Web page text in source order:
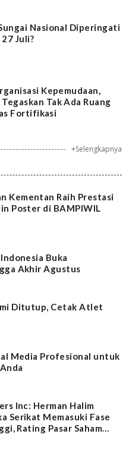
Nasional Diperingati
Juli?
Kepemudaan,
Tak Ada Ruang
Fortifikasi
+Selengkapnya
Kementan Raih Prestasi
Poster di BAMPIWIL
Buka
Akhir Agustus
Ditutup, Cetak Atlet
Media Profesional untuk
Inc: Herman Halim
Serikat Memasuki Fase
Rating Pasar Saham